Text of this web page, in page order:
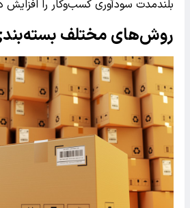
بلندمدت سودآوری کسب‌وکار را افزایش
روش‌های مختلف